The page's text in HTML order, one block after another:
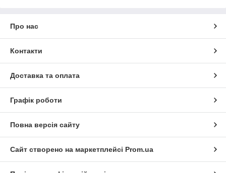
Про нас
Контакти
Доставка та оплата
Графік роботи
Повна версія сайту
Сайт створено на маркетплейсі Prom.ua